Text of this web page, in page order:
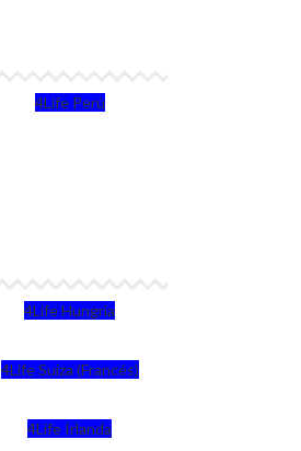
4Life Perú
4Life Hungria
4Life Suiza (Francés)
4Life Irlanda